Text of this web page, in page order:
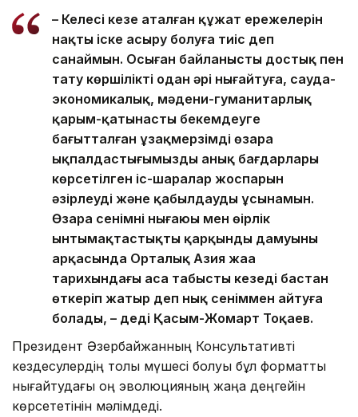
– Келесі кезең аталған құжат ережелерін
нақты іске асыру болуға тиіс деп
санаймын. Осыған байланысты достық пен
тату көршілікті одан әрі нығайтуға, сауда-
экономикалық, мәдени-гуманитарлық
қарым-қатынасты бекемдеуге
бағытталған ұзақмерзімді өзара
ықпалдастығымыздың анық бағдарлары
көрсетілген іс-шаралар жоспарын
әзірлеуді және қабылдауды ұсынамын.
Өзара сенімнің нығаюы мен өңірлік
ынтымақтастықтың қарқынды дамуының
арқасында Орталық Азия жаңа
тарихындағы аса табысты кезеңді бастан
өткеріп жатыр деп нық сеніммен айтуға
болады, – деді Қасым-Жомарт Тоқаев.
Президент Әзербайжанның Консультативті
кездесулердің толық мүшесі болуы бұл форматты
нығайтудағы оң эволюцияның жаңа деңгейін
көрсететінін мәлімдеді.